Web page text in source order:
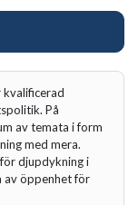
kvalificerad
På
av temata i form
med mera.
djupdykning i
av öppenhet för